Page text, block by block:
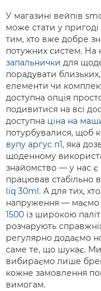
У магазині вейпів
може стати у
тим, хто вже добре
потужних систем. На
запальнички для
порадувати близьких,
елементи чи
доступна опція
подивитися на всі
доступна ціна на
потурбувалися, щоб
вупу аргус п1, яка
щоденному
знайомство — у нас
працював стабільно
liq 30ml. А для тих,
напруження — маємо
1500 із широкою
розчарують
регулярно додаємо
саме те, що шукає. Ми
вибираємо лише
кожне замовлення
вимогам.